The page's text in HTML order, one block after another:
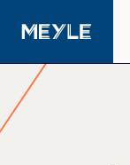
Produits